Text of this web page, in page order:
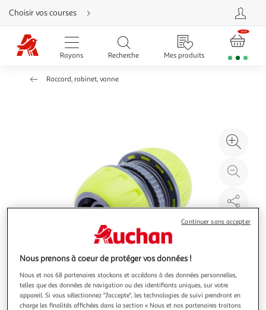
Aller
directement
au
contenu
Aller
directement
Aller
Choisir vos courses
Rayons Recherche Mes produits
Raccord, robinet, vanne
à
100
%
le
Nous prenons à coeur de protéger vos données !
Nous et nos 68 partenaires stockons et accédons à des données personnelles,
telles que des données de navigation ou des identifiants uniques, sur votre
appareil. Si vous sélectionnez "J'accepte", les technologies de suivi prendront en
charge les finalités affichées dans la section « Nous et nos partenaires traitons
Continuer sans accepter